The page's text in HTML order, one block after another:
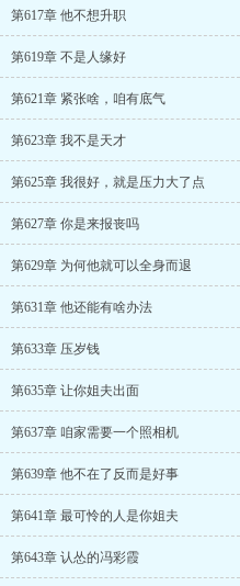
第617章 他不想升职
第619章 不是人缘好
第621章 紧张啥，咱有底气
第623章 我不是天才
第625章 我很好，就是压力大了点
第627章 你是来报丧吗
第629章 为何他就可以全身而退
第631章 他还能有啥办法
第633章 压岁钱
第635章 让你姐夫出面
第637章 咱家需要一个照相机
第639章 他不在了反而是好事
第641章 最可怜的人是你姐夫
第643章 认怂的冯彩霞